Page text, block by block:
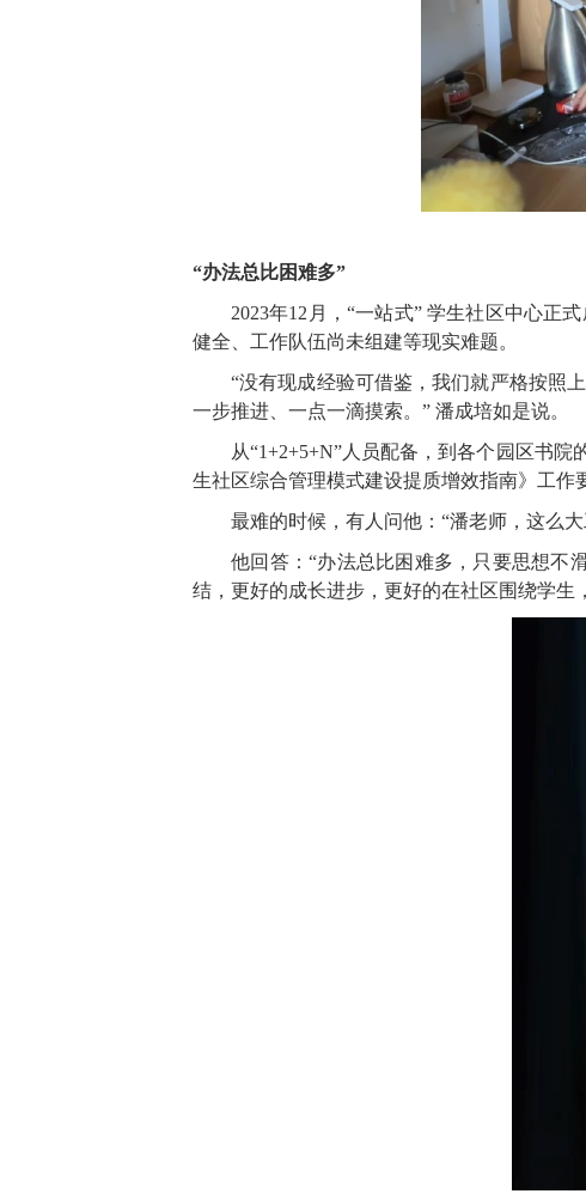
“办法总比困难多”
2023年12月，“一站式” 学生社区中心正
健全、工作队伍尚未组建等现实难题。
“没有现成经验可借鉴，我们就严格按照
一步推进、一点一滴摸索。” 潘成培如是说。
从“1+2+5+N”人员配备，到各个园区书
生社区综合管理模式建设提质增效指南》工作
最难的时候，有人问他：“潘老师，这么
他回答：“办法总比困难多，只要思想不
结，更好的成长进步，更好的在社区围绕学生